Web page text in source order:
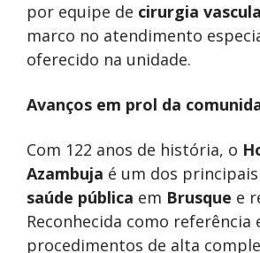
por equipe de cirurgia
marco no atendimento
oferecido na unidade.
Avanços em prol da
Com 122 anos de história, o
Azambuja é um dos
saúde pública em Brusque e
Reconhecida como referência
procedimentos de alta